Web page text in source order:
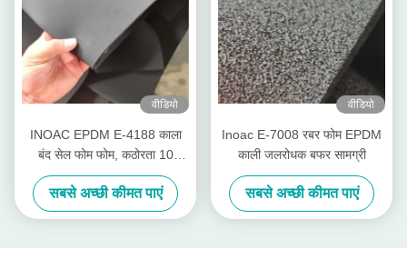
वीडियो
INOAC EPDM E-4188 काला
बंद सेल फोम फोम, कठोरता 10
Asker-c
सबसे अच्छी कीमत पाएं
वीडियो
Inoac E-7008 रबर फोम EPDM
काली जलरोधक बफर सामग्री
सबसे अच्छी कीमत पाएं